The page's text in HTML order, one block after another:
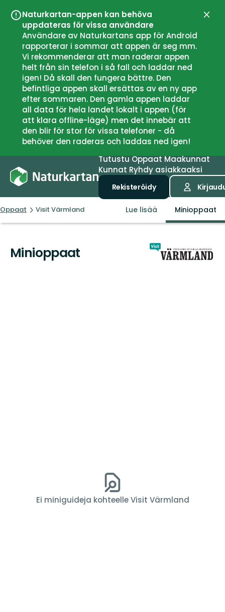
Naturkartan-appen kan behöva
uppdateras för vissa användare
Användare av Naturkartans app för Android
rapporterar i sommar att appen är seg mm.
Vi rekommenderar att man raderar appen
helt från sin telefon i så fall och laddar ned
igen! Då skall den fungera bättre. Den
befintliga appen skall ersättas av en ny app
efter sommaren. Den gamla appen laddar
all data för hela landet lokalt i appen (för
att klara offline-läge) men det innebär att
den blir för stor för vissa telefoner - då
behöver den raderas och laddas ned igen!
Sulje
TutustuOppaatMaakunnat
Kunnat Ryhdy asiakkaaksi
Rekisteröidy
Oppaat Visit Värmland Lue lisää Minioppaat
Minioppaat
Ei miniguideja kohteelle Visit Värmland